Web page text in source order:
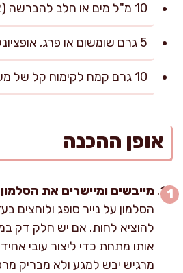
10 מ"ל מים או חלב להברשה (2 כפיות)
5 גרם שומשום או פרג, אופציונלי
10 גרם קמח לקימוח קל של משטח העבודה
אופן ההכנה
מייבשים ומיישרים את
הסלמון על נייר סופג ולוחצים
להוציא לחות. אם יש חלק דק
אותו מתחת כדי ליצור עובי
מרגיש יבש למגע ולא מבריק